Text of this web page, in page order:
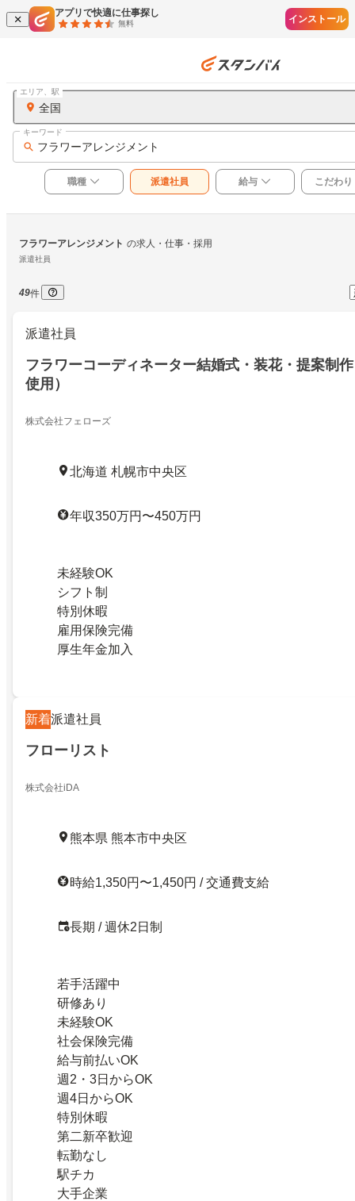
アプリで快適に仕事探し
無料 インストール
全国
エリア、駅
フラワーアレンジメント
キーワード
職種 派遣社員 給与 こだわり
フラワーアレンジメント の求人・仕事・採用
派遣社員
49件
派遣社員
フラワーコーディネーター結婚式・装花・提案制
使用）
株式会社フェローズ
北海道 札幌市中央区
年収350万円〜450万円
未経験OK
シフト制
特別休暇
雇用保険完備
厚生年金加入
新着派遣社員
フローリスト
株式会社iDA
熊本県 熊本市中央区
時給1,350円〜1,450円 / 交通費支給
長期 / 週休2日制
若手活躍中
研修あり
未経験OK
社会保険完備
給与前払いOK
週2・3日からOK
週4日からOK
特別休暇
第二新卒歓迎
転勤なし
駅チカ
大手企業